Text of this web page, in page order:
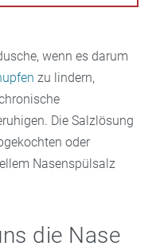
wenn es darum
zu lindern,
Die Salzlösung
oder
Nasenspülsalz
die Nase